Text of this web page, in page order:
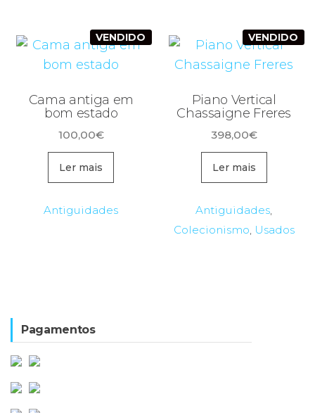
VENDIDO
Cama antiga em
bom estado
100,00€
Ler mais
Antiguidades
VENDIDO
Piano Vertical
Chassaigne Freres
398,00€
Ler mais
Antiguidades,
Colecionismo, Usados
Pagamentos